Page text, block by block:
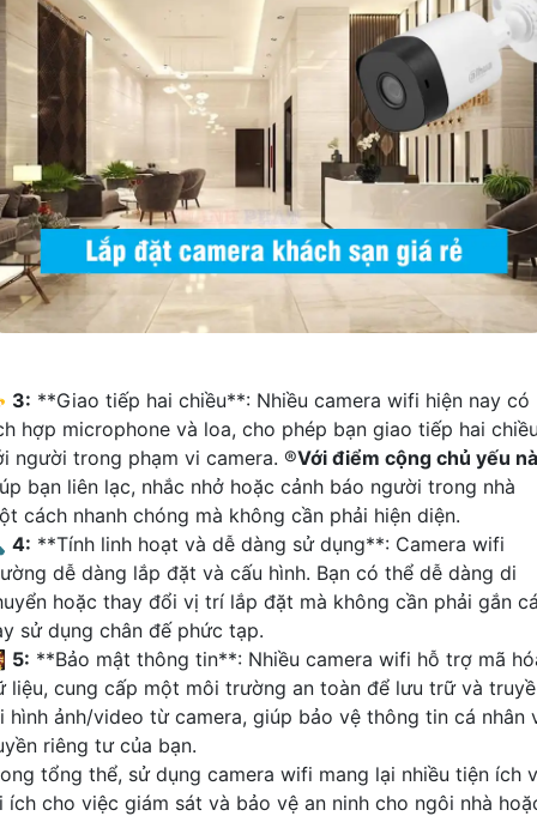
3: **Giao tiếp hai chiều**: Nhiều camera wifi hiện nay có
hợp microphone và loa, cho phép bạn giao tiếp hai
người trong phạm vi camera. ®️Với điểm cộng chủ yếu
bạn liên lạc, nhắc nhở hoặc cảnh báo người trong nhà
cách nhanh chóng mà không cần phải hiện diện.
4: **Tính linh hoạt và dễ dàng sử dụng**: Camera wifi
dễ dàng lắp đặt và cấu hình. Bạn có thể dễ dàng di
hoặc thay đổi vị trí lắp đặt mà không cần phải gắn
sử dụng chân đế phức tạp.
5: **Bảo mật thông tin**: Nhiều camera wifi hỗ trợ mã
liệu, cung cấp một môi trường an toàn để lưu trữ và
hình ảnh/video từ camera, giúp bảo vệ thông tin cá nhân
riêng tư của bạn.
tổng thể, sử dụng camera wifi mang lại nhiều tiện ích
ích cho việc giám sát và bảo vệ an ninh cho ngôi nhà